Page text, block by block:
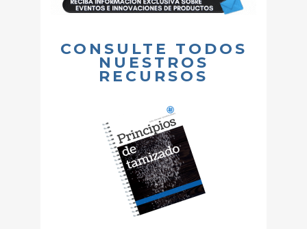
CONSULTE TODOS
NUESTROS
RECURSOS